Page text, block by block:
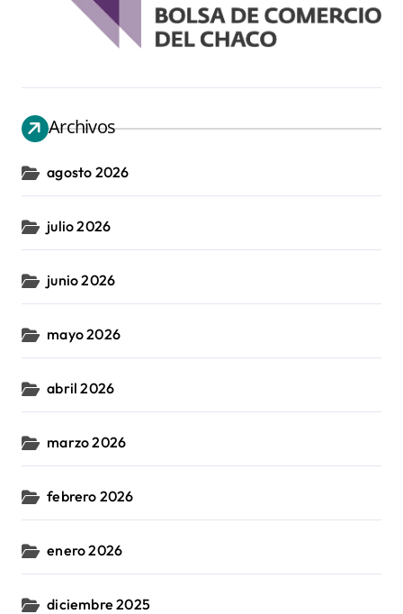
Archivos
agosto 2026
julio 2026
junio 2026
mayo 2026
abril 2026
marzo 2026
febrero 2026
enero 2026
diciembre 2025